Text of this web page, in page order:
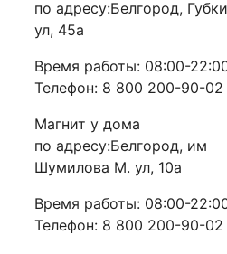
по адресу:Белгород,
ул, 45а
Время работы: 08:00-
Телефон: 8 800 200-90-02
Магнит у дома
по адресу:Белгород, им
Шумилова М. ул, 10а
Время работы: 08:00-
Телефон: 8 800 200-90-02